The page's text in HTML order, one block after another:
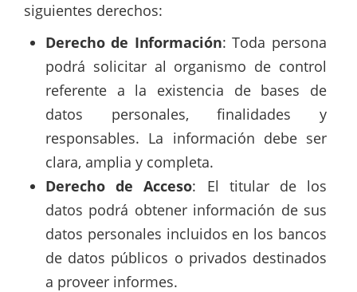
siguientes derechos:
Derecho de Información: Toda persona
podrá solicitar al organismo de control
referente a la existencia de bases de
datos personales, finalidades y
responsables. La información debe ser
clara, amplia y completa.
Derecho de Acceso: El titular de los
datos podrá obtener información de sus
datos personales incluidos en los bancos
de datos públicos o privados destinados
a proveer informes.